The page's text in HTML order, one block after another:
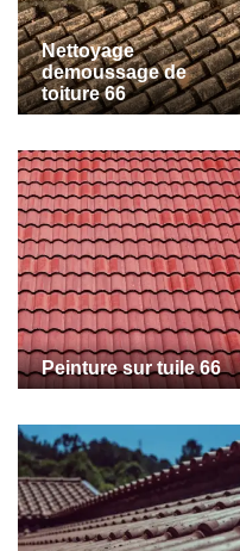
Nettoyage
demoussage de
toiture 66
Peinture sur tuile 66